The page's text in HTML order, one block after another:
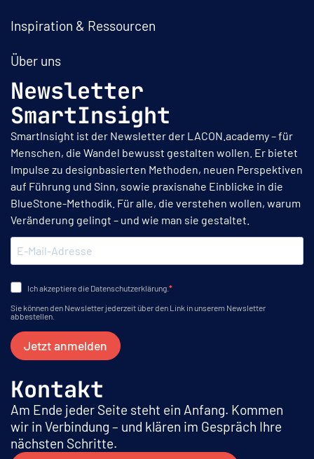
Inspiration & Ressourcen
Über uns
Newsletter
SmartInsight
SmartInsight ist der Newsletter der LACON.academy – für
Menschen, die Wandel bewusst gestalten wollen. Er bietet
Impulse zu designbasierten Methoden, neuen Perspektiven
auf Führung und Sinn, sowie praxisnahe Einblicke in die
BlueStone-Methodik. Für alle, die verstehen wollen, warum
Veränderung gelingt – und wie man sie gestaltet.
Ich akzeptiere die Datenschutzerklärung.
Sie können den Newsletter jederzeit über den Link in unserem Newsletter
abbestellen.
Jetzt anmelden
Kontakt
Am Ende jeder Seite steht ein Anfang. Kommen
wir in Verbindung – und klären im Gespräch Ihre
nächsten Schritte.